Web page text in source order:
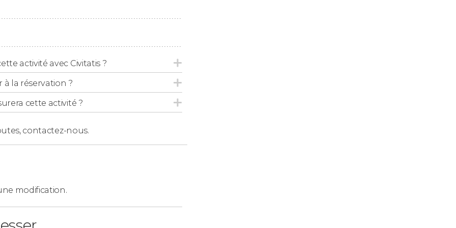
votre expérience en profitant du
:
activité avec Civitatis ?
la réservation ?
cette activité ?
contactez-nous.
modification.